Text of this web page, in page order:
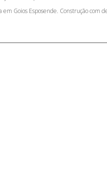
Goios Esposende. Construção com